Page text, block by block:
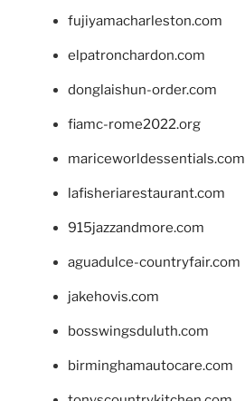
fujiyamacharleston.com
elpatronchardon.com
donglaishun-order.com
fiamc-rome2022.org
mariceworldessentials.com
lafisheriarestaurant.com
915jazzandmore.com
aguadulce-countryfair.com
jakehovis.com
bosswingsduluth.com
birminghamautocare.com